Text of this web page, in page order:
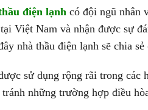
điện lạnh có đội ngũ nhân
Việt Nam và nhận được sự
nhà thầu điện lạnh sẽ chia
sử dụng rộng rãi trong
những trường hợp điều